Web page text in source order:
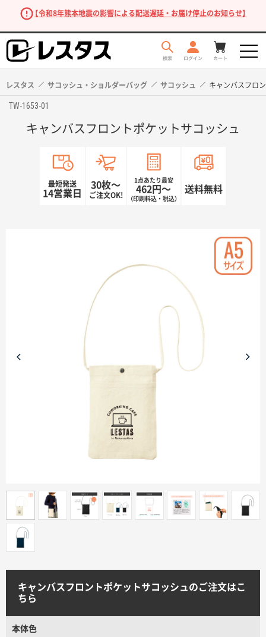
【令和8年熊本地震の影響による配送遅延・お届け停止のお知らせ】
印刷色から探す
サイトメニュー
ご注文の流れ
レスタス サコッシュ・ショルダーバッグ サコッシュ キャンバスフロ
TW-1653-01
キャンバスフロントポケットサコッシュ
最短発送
14営業日
30枚〜
ご注文OK!
1点あたり最安
462円〜
（印刷料込・税込）
送料無料
キャンバスフロントポケットサコッシュのご注文はこ
ちら
本体色